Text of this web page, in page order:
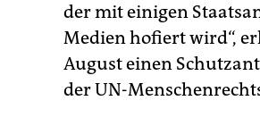
der mit einigen
Medien hofiert wird“,
August einen
der UN-